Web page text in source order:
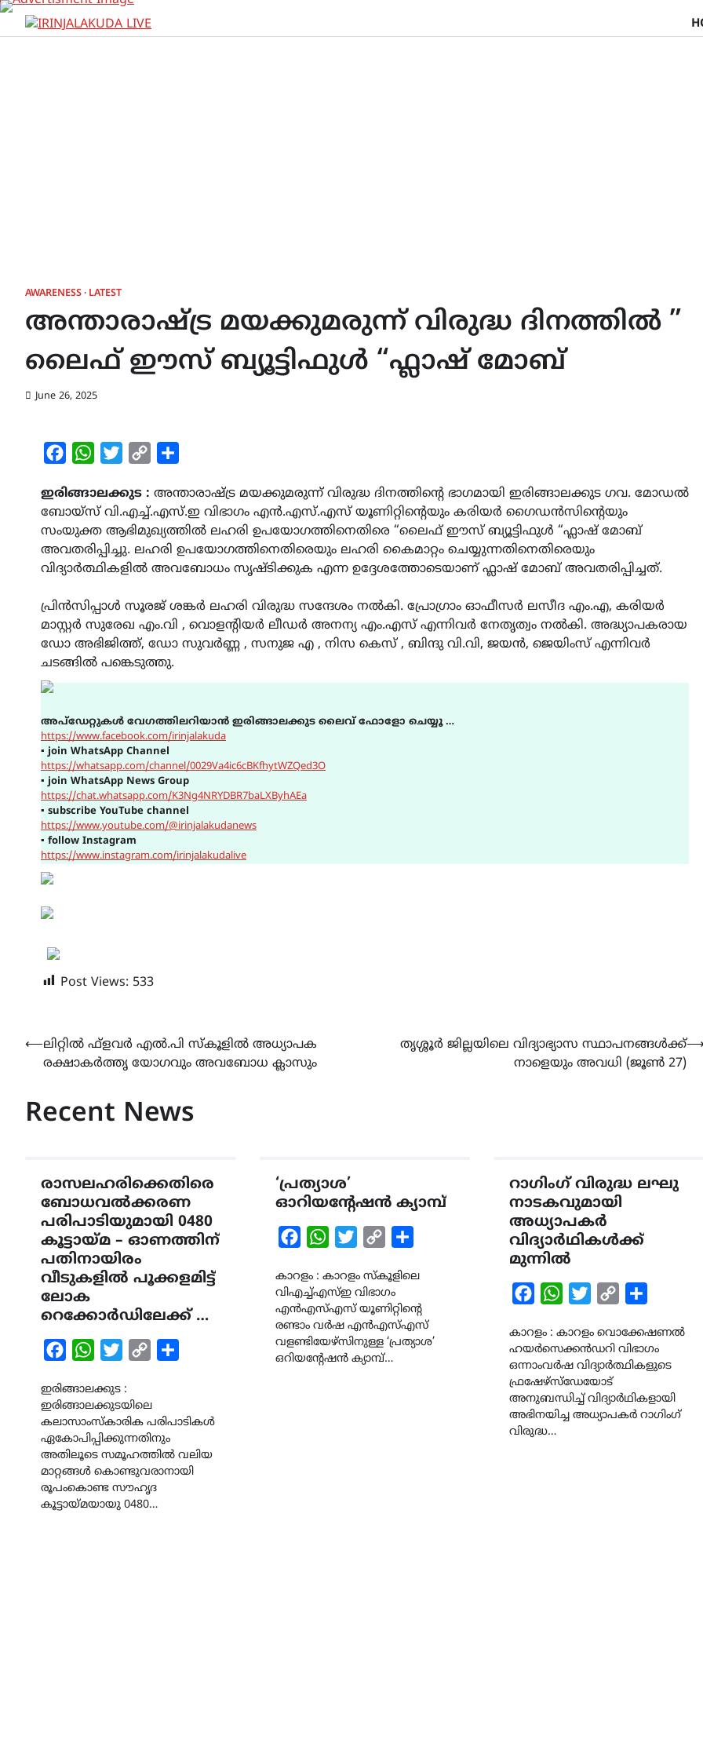
Skip
AWARENESS LATEST
അന്താരാഷ്ട്ര മയക്കുമരുന്ന് വിരുദ്ധ ദിനത്തിൽ ”
ലൈഫ് ഈസ് ബ്യൂട്ടിഫുൾ “ഫ്ലാഷ് മോബ്
June 26, 2025
FacebookWhatsAppTwitterCopy
ഇരിങ്ങാലക്കുട : അന്താരാഷ്ട്ര മയക്കുമരുന്ന് വിരുദ്ധ ദിനത്തിൻ്റെ ഭാഗമായി ഇരിങ്ങാലക്കുട ഗവ. മോഡൽ
ബോയ്സ് വി.എച്ച്.എസ്.ഇ വിഭാഗം എൻ.എസ്.എസ് യൂണിറ്റിൻ്റെയും കരിയർ ഗൈഡൻസിൻ്റെയും
സംയുക്ത ആഭിമുഖ്യത്തിൽ ലഹരി ഉപയോഗത്തിനെതിരെ “ലൈഫ് ഈസ് ബ്യൂട്ടിഫുൾ “ഫ്ലാഷ് മോബ്
അവതരിപ്പിച്ചു. ലഹരി ഉപയോഗത്തിനെതിരെയും ലഹരി കൈമാറ്റം ചെയ്യുന്നതിനെതിരെയും
വിദ്യാർത്ഥികളിൽ അവബോധം സൃഷ്ടിക്കുക എന്ന ഉദ്ദേശത്തോടെയാണ് ഫ്ലാഷ് മോബ് അവതരിപ്പിച്ചത്.
പ്രിൻസിപ്പാൾ സൂരജ് ശങ്കർ ലഹരി വിരുദ്ധ സന്ദേശം നൽകി. പ്രോഗ്രാം ഓഫീസർ ലസീദ എം.എ, കരിയർ
മാസ്റ്റർ സുരേഖ എം.വി , വൊളൻ്റിയർ ലീഡർ അനന്യ എം.എസ് എന്നിവർ നേതൃത്വം നൽകി. അദ്ധ്യാപകരായ
ഡോ അഭിജിത്ത്, ഡോ സുവർണ്ണ , സനുജ എ , നിസ കെസ് , ബിന്ദു വി.വി, ജയൻ, ജെയിംസ് എന്നിവർ
ചടങ്ങിൽ പങ്കെടുത്തു.
അപ്ഡേറ്റുകൾ വേഗത്തിലറിയാൻ ഇരിങ്ങാലക്കുട ലൈവ് ഫോളോ ചെയ്യൂ …
https://www.facebook.com/irinjalakuda
▪ join WhatsApp Channel
https://whatsapp.com/channel/0029Va4ic6cBKfhytWZQed3O
▪ join WhatsApp News Group
https://chat.whatsapp.com/K3Ng4NRYDBR7baLXByhAEa
▪ subscribe YouTube channel
https://www.youtube.com/@irinjalakudanews
▪ follow Instagram
https://www.instagram.com/irinjalakudalive
Post Views: 533
Post
navigation
⟵ലിറ്റിൽ ഫ്ളവർ എൽ.പി സ്കൂളിൽ അധ്യാപക
രക്ഷാകർത്തൃ യോഗവും അവബോധ ക്ലാസും
തൃശ്ശൂര്‍ ജില്ലയിലെ വിദ്യാഭ്യാസ സ്ഥാപനങ്ങള്‍ക്ക്
നാളെയും അവധി (ജൂൺ 27)
Recent News
രാസലഹരിക്കെതിരെ
ബോധവൽക്കരണ
പരിപാടിയുമായി 0480
കൂട്ടായ്മ – ഓണത്തിന്
പതിനായിരം
വീടുകളിൽ പൂക്കളമിട്ട്
ലോക
റെക്കോർഡിലേക്ക് …
FacebookWhatsAppTwitterCopy
ഇരിങ്ങാലക്കുട :
ഇരിങ്ങാലക്കുടയിലെ
കലാസാംസ്കാരിക പരിപാടികൾ
ഏകോപിപ്പിക്കുന്നതിനും
അതിലൂടെ സമൂഹത്തിൽ വലിയ
മാറ്റങ്ങൾ കൊണ്ടുവരാനായി
രൂപംകൊണ്ട സൗഹൃദ
കൂട്ടായ്മയായു 0480…
‘പ്രത്യാശ’
ഓറിയന്റേഷൻ ക്യാമ്പ്
FacebookWhatsAppTwitterCopy
കാറളം : കാറളം സ്കൂളിലെ
വിഎച്ച്എസ്ഇ വിഭാഗം
എൻഎസ്എസ് യൂണിറ്റിന്റെ
രണ്ടാം വർഷ എൻഎസ്എസ്
വളണ്ടിയേഴ്സിനുള്ള ‘പ്രത്യാശ’
ഒറിയന്റേഷൻ ക്യാമ്പ്…
റാഗിംഗ് വിരുദ്ധ ലഘു
നാടകവുമായി
അധ്യാപകർ
വിദ്യാർഥികൾക്ക്
മുന്നിൽ
FacebookWhatsAppTwitterCopy
കാറളം : കാറളം വൊക്കേഷണൽ
ഹയർസെക്കൻഡറി വിഭാഗം
ഒന്നാംവർഷ വിദ്യാർത്ഥികളുടെ
ഫ്രഷേഴ്സ്ഡേയോട്
അനുബന്ധിച്ച് വിദ്യാർഥികളായി
അഭിനയിച്ച അധ്യാപകർ റാഗിംഗ്
വിരുദ്ധ…